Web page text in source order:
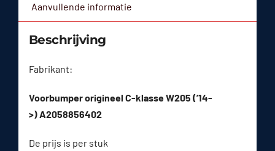
Aanvullende informatie
Beschrijving
Fabrikant:
Voorbumper origineel C-klasse W205 (’14-
>) A2058856402
De prijs is per stuk